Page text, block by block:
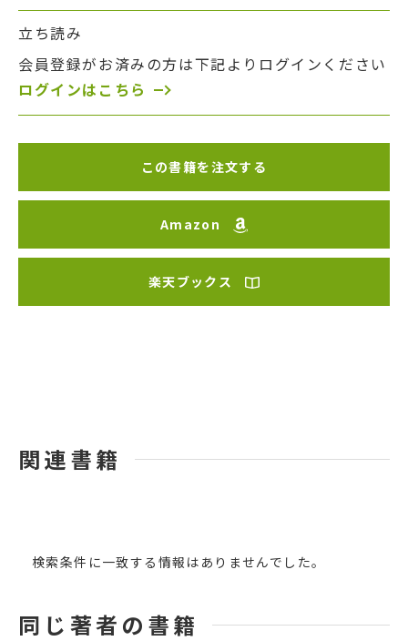
立ち読み
会員登録がお済みの方は下記よりログインください
ログインはこちら
この書籍を注文する
Amazon
楽天ブックス
関連書籍
検索条件に一致する情報はありませんでした。
同じ著者の書籍